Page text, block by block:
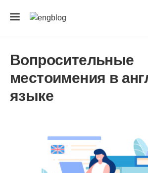
Вопросительные
местоимения в
языке